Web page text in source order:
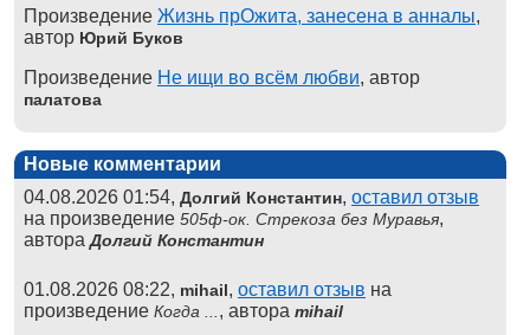
Произведение Жизнь прОжита, занесена в анналы,
автор Юрий Буков
Произведение Не ищи во всём любви, автор
палатова
Новые комментарии
04.08.2026 01:54, Долгий Константин, оставил отзыв
на произведение 505ф-ок. Стрекоза без Муравья,
автораДолгий Константин
01.08.2026 08:22, mihail, оставил отзыв на
произведение Когда ... , автора mihail